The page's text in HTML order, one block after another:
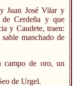
Juan José Vilar y
Cerdeña y que
y Caudete, traen:
manchado de
campo de oro, un
de Urgel.